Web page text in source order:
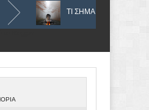
ΤΙ ΣΗΜΑΙΝΟΥΝ ΤΑ ΣΥΜΠΤΩΜΑΤΑ ΚΑΙ